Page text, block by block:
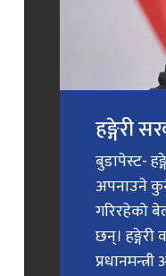
हङ्गेरी
बुडापेस्ट-
अपनाउने
गरिरहेको
छन्। हङ्गेरी